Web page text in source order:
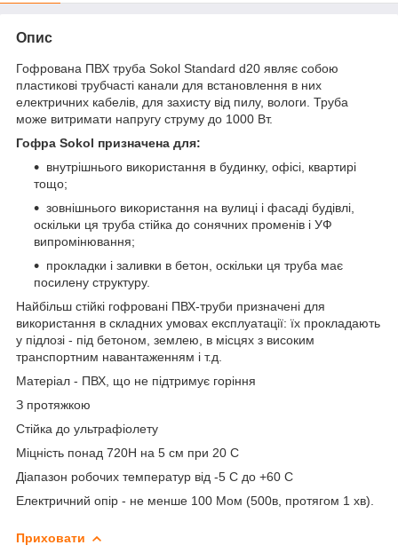
Опис
Гофрована ПВХ труба Sokol Standard d20 являє собою
пластикові трубчасті канали для встановлення в них
електричних кабелів, для захисту від пилу, вологи. Труба
може витримати напругу струму до 1000 Вт.
Гофра Sokol призначена для:
внутрішнього використання в будинку, офісі, квартирі
тощо;
зовнішнього використання на вулиці і фасаді будівлі,
оскільки ця труба стійка до сонячних променів і УФ
випромінювання;
прокладки і заливки в бетон, оскільки ця труба має
посилену структуру.
Найбільш стійкі гофровані ПВХ-труби призначені для
використання в складних умовах експлуатації: їх прокладають
у підлозі - під бетоном, землею, в місцях з високим
транспортним навантаженням і т.д.
Матеріал - ПВХ, що не підтримує горіння
З протяжкою
Стійка до ультрафіолету
Міцність понад 720Н на 5 см при 20 С
Діапазон робочих температур від -5 С до +60 С
Електричний опір - не менше 100 Мом (500в, протягом 1 хв).
Приховати